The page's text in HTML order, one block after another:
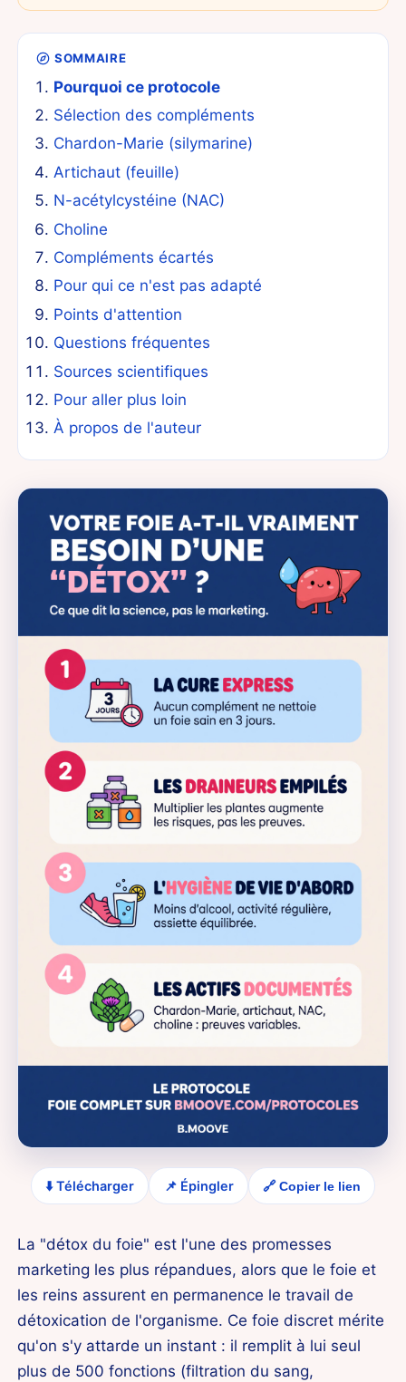
SOMMAIRE
Pourquoi ce protocole
Sélection des compléments
Chardon-Marie (silymarine)
Artichaut (feuille)
N-acétylcystéine (NAC)
Choline
Compléments écartés
Pour qui ce n'est pas adapté
Points d'attention
Questions fréquentes
Sources scientifiques
Pour aller plus loin
À propos de l'auteur
⬇️ Télécharger 📌 Épingler 🔗 Copier le lien
La "détox du foie" est l'une des promesses
marketing les plus répandues, alors que le foie et
les reins assurent en permanence le travail de
détoxication de l'organisme. Ce foie discret mérite
qu'on s'y attarde un instant : il remplit à lui seul
plus de 500 fonctions (filtration du sang,